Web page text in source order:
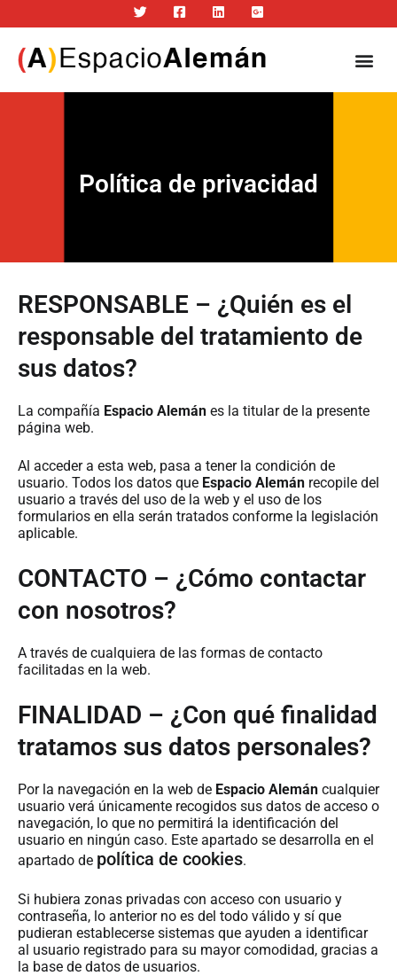
Política de privacidad
RESPONSABLE – ¿Quién es el
responsable del tratamiento de
sus datos?
La compañía Espacio Alemán es la titular de la presente
página web.
Al acceder a esta web, pasa a tener la condición de
usuario. Todos los datos que Espacio Alemán recopile del
usuario a través del uso de la web y el uso de los
formularios en ella serán tratados conforme la legislación
aplicable.
CONTACTO – ¿Cómo contactar
con nosotros?
A través de cualquiera de las formas de contacto
facilitadas en la web.
FINALIDAD – ¿Con qué finalidad
tratamos sus datos personales?
Por la navegación en la web de Espacio Alemán cualquier
usuario verá únicamente recogidos sus datos de acceso o
navegación, lo que no permitirá la identificación del
usuario en ningún caso. Este apartado se desarrolla en el
apartado de política de cookies.
Si hubiera zonas privadas con acceso con usuario y
contraseña, lo anterior no es del todo válido y sí que
pudieran establecerse sistemas que ayuden a identificar
al usuario registrado para su mayor comodidad, gracias a
la base de datos de usuarios.